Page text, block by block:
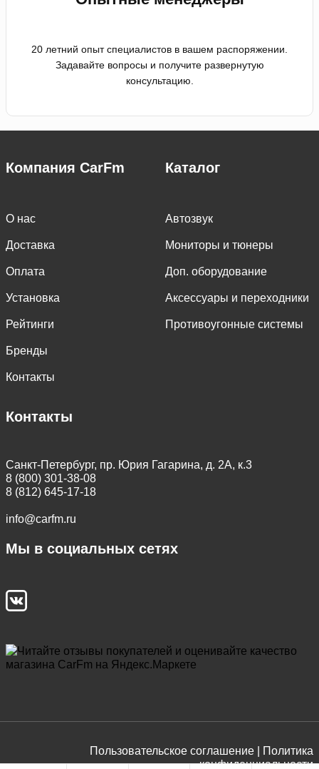
20 летний опыт специалистов в вашем распоряжении.
Задавайте вопросы и получите развернутую
консультацию.
Компания CarFm
О нас
Доставка
Оплата
Установка
Рейтинги
Бренды
Контакты
Каталог
Автозвук
Мониторы и тюнеры
Доп. оборудование
Аксессуары и переходники
Противоугонные системы
Контакты
Санкт-Петербург, пр. Юрия Гагарина, д. 2А, к.3
8 (800) 301-38-08
8 (812) 645-17-18
info@carfm.ru
Мы в социальных сетях
Пользовательское соглашение |
Политика
конфиденциальности